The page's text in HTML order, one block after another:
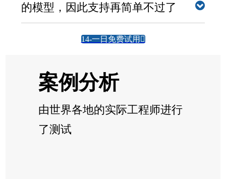
不过了.
它们还允许 SkyCiv 支持团队查看您的模型，因此支持
的模型，因此支持再简单不过了
它们还允许 SkyCiv 支持团队查看您的模型，因此支持
再简单不过了, 它们还允许 SkyCiv 支持团队查看您的模
它们还允许 SkyCiv 支持团队查看您的模型，因此支持
再简单不过了
14-一日免费试用
案例分析
由世界各地的实际工程师进行
了测试